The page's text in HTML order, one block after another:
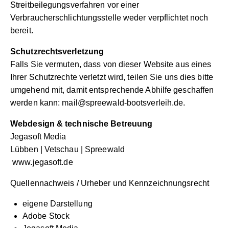
Streitbeilegungsverfahren vor einer
Verbraucherschlichtungsstelle weder verpflichtet noch
bereit.
Schutzrechtsverletzung
Falls Sie vermuten, dass von dieser Website aus eines
Ihrer Schutzrechte verletzt wird, teilen Sie uns dies bitte
umgehend mit, damit entsprechende Abhilfe geschaffen
werden kann: mail@spreewald-bootsverleih.de.
Webdesign & technische Betreuung
Jegasoft Media
Lübben | Vetschau | Spreewald
www.jegasoft.de
Quellennachweis / Urheber und Kennzeichnungsrecht
eigene Darstellung
Adobe Stock